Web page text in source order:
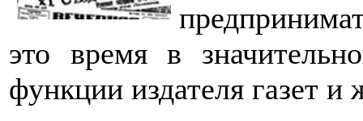
это время в
функции издателя газет и